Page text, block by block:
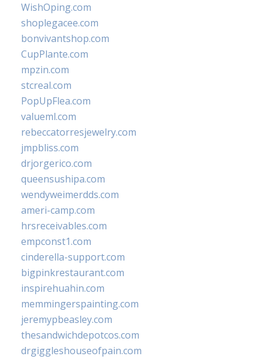
WishOping.com
shoplegacee.com
bonvivantshop.com
CupPlante.com
mpzin.com
stcreal.com
PopUpFlea.com
valueml.com
rebeccatorresjewelry.com
jmpbliss.com
drjorgerico.com
queensushipa.com
wendyweimerdds.com
ameri-camp.com
hrsreceivables.com
empconst1.com
cinderella-support.com
bigpinkrestaurant.com
inspirehuahin.com
memmingerspainting.com
jeremypbeasley.com
thesandwichdepotcos.com
drgiggleshouseofpain.com